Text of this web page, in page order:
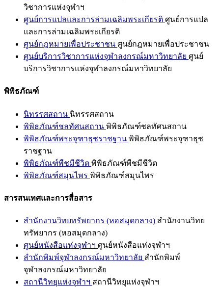
วิชาการแห่งจุฬาฯ
ศูนย์การแปลและการล่ามเฉลิมพระเกียรติ ศูนย์การแปล
และการล่ามเฉลิมพระเกียรติ
ศูนย์กฎหมายเพื่อประชาชน ศูนย์กฎหมายเพื่อประชาชน
ศูนย์บริการวิชาการแห่งจุฬาลงกรณ์มหาวิทยาลัย ศูนย์
บริการวิชาการแห่งจุฬาลงกรณ์มหาวิทยาลัย
พิพิธภัณฑ์
นิทรรศสถาน นิทรรศสถาน
พิพิธภัณฑ์ชลทัศนสถาน พิพิธภัณฑ์ชลทัศนสถาน
พิพิธภัณฑ์พระจุฑาธุชราชฐาน พิพิธภัณฑ์พระจุฑาธุช
ราชฐาน
พิพิธภัณฑ์พืชมีชีวิต พิพิธภัณฑ์พืชมีชีวิต
พิพิธภัณฑ์สมุนไพร พิพิธภัณฑ์สมุนไพร
สารสนเทศและการสื่อสาร
สำนักงานวิทยทรัพยากร (หอสมุดกลาง) สำนักงานวิทย
ทรัพยากร (หอสมุดกลาง)
ศูนย์หนังสือแห่งจุฬาฯ ศูนย์หนังสือแห่งจุฬาฯ
สำนักพิมพ์จุฬาลงกรณ์มหาวิทยาลัย สำนักพิมพ์
จุฬาลงกรณ์มหาวิทยาลัย
สถานีวิทยุแห่งจุฬาฯ สถานีวิทยุแห่งจุฬาฯ